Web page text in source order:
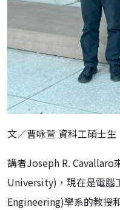
文／曹咏萱 資科工碩士生
講者Joseph R. Cavallaro
University)，現在是電
Engineering)學系的教授